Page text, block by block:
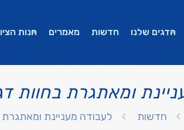
הדגים שלנו חדשות מאמרים חנות
ומאתגרת בחוות
חדשות לעבודה מעניינת